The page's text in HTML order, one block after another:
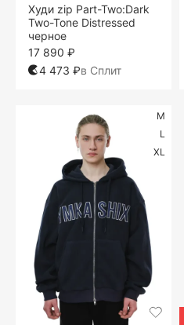
Худи zip Part-Two:Dark
Two-Tone Distressed
черное
17 890 ₽
4 473 ₽в Сплит
M
L
XL